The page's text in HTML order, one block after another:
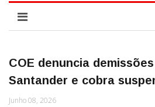
COE denuncia
Santander e cobra
Junho 08, 2026